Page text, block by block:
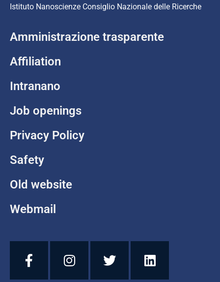
Istituto Nanoscienze Consiglio Nazionale delle Ricerche
Amministrazione trasparente
Affiliation
Intranano
Job openings
Privacy Policy
Safety
Old website
Webmail